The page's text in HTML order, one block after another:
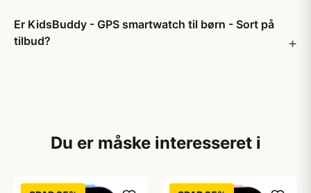
Er KidsBuddy - GPS smartwatch til børn - Sort på
tilbud?
Du er måske interesseret i